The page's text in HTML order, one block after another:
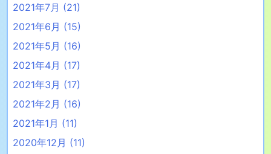
2021年7月 (21)
2021年6月 (15)
2021年5月 (16)
2021年4月 (17)
2021年3月 (17)
2021年2月 (16)
2021年1月 (11)
2020年12月 (11)